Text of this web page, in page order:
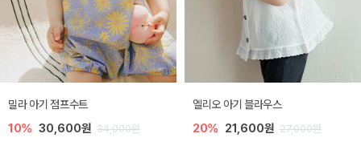
밀라 아기 점프수트
10% 30,600원 34,000원
엘리오 아기 블라우스
20% 21,600원 27,000원